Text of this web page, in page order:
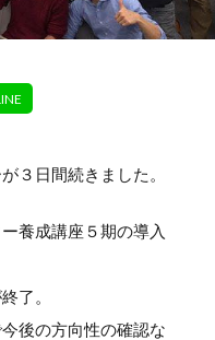
３日間続きました。
養成講座５期の導入
了。
後の方向性の確認な